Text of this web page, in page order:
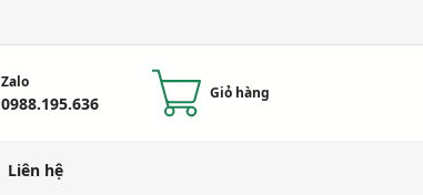
Zalo
0988.195.636 Giỏ hàng
Liên hệ